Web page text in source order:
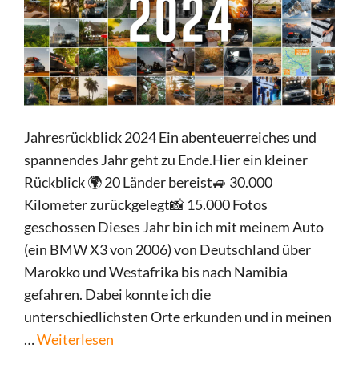
Jahresrückblick 2024 Ein abenteuerreiches und
spannendes Jahr geht zu Ende.Hier ein kleiner
Rückblick 🌍 20 Länder bereist🚙 30.000
Kilometer zurückgelegt📸 15.000 Fotos
geschossen Dieses Jahr bin ich mit meinem Auto
(ein BMW X3 von 2006) von Deutschland über
Marokko und Westafrika bis nach Namibia
gefahren. Dabei konnte ich die
unterschiedlichsten Orte erkunden und in meinen
…Weiterlesen